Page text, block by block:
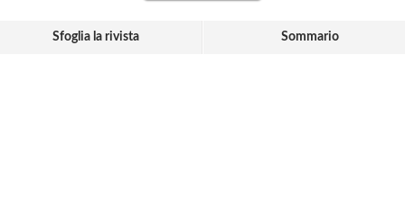
Sfoglia la rivista Sommario